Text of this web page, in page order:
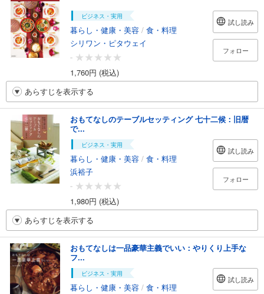
ビジネス・実用
暮らし・健康・美容 / 食・料理
シリワン・ピタウェイ
-
1,760円 (税込)
試し読み
フォロー
あらすじを表示する
おもてなしのテーブルセッティング 七十二候：旧暦
で...
ビジネス・実用
暮らし・健康・美容 / 食・料理
浜裕子
-
1,980円 (税込)
試し読み
フォロー
あらすじを表示する
おもてなしは一品豪華主義でいい：やりくり上手な
フ...
ビジネス・実用
暮らし・健康・美容 / 食・料理
試し読み